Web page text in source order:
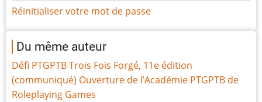
Réinitialiser votre mot de passe
Du même auteur
Défi PTGPTB Trois Fois Forgé, 11e édition
(communiqué) Ouverture de l’Académie PTGPTB de
Roleplaying Games